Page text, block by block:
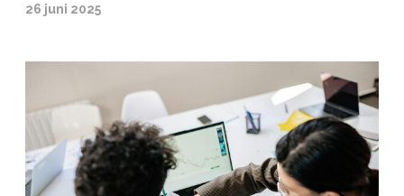
26 juni 2025